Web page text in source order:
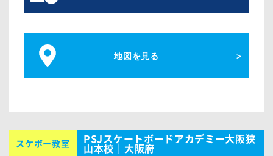
地図を見る
スケボー教室 PSJスケートボードアカデミー大阪狭
山本校｜大阪府